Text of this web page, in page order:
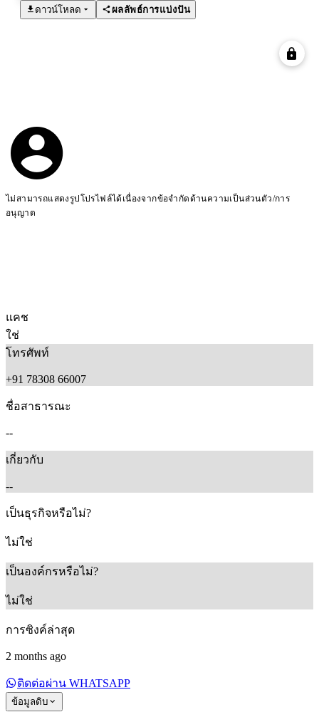
ดาวน์โหลด
ผลลัพธ์การแบ่งปัน
ไม่สามารถแสดงรูปโปรไฟล์ได้เนื่องจากข้อจำกัดด้านความเป็นส่วนตัว/การ
อนุญาต
แคช
ใช่
โทรศัพท์
+91 78308 66007
ชื่อสาธารณะ
--
เกี่ยวกับ
--
เป็นธุรกิจหรือไม่?
ไม่ใช่
เป็นองค์กรหรือไม่?
ไม่ใช่
การซิงค์ล่าสุด
2 months ago
ติดต่อผ่าน WHATSAPP
ข้อมูลดิบ